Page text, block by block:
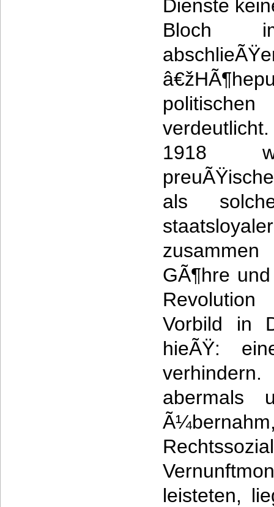
Dienste
Bloch
1918
als
GÃ¶hre
Vorbild in
hieÃŸ:
abermals
leisteten,